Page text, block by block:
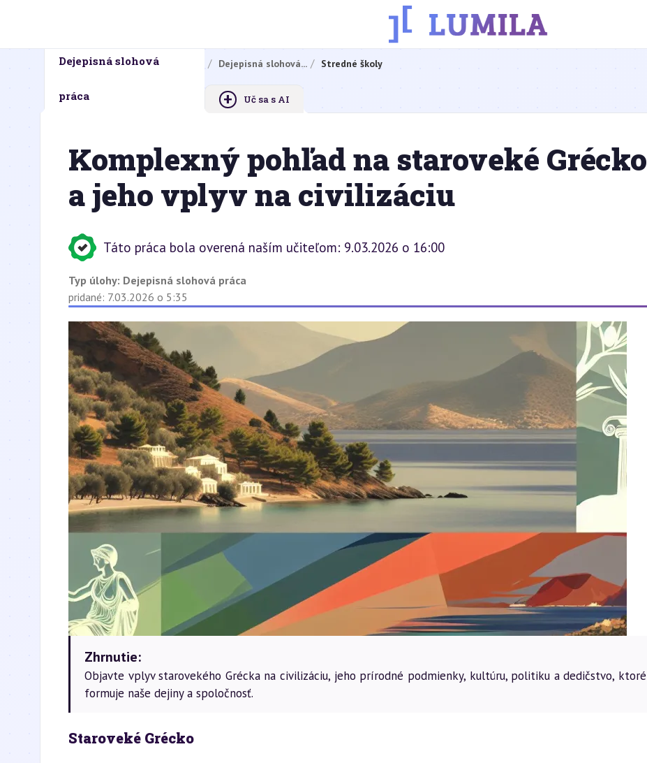
Domovská stránka Domáce úlohy Dejepisná slohová... Stredné školy
Dejepisná slohová
práca + Uč sa s AI
Komplexný pohľad na staroveké Grécko
a jeho vplyv na civilizáciu
Táto práca bola overená naším učiteľom: 9.03.2026 o 16:00
Typ úlohy: Dejepisná slohová práca
pridané: 7.03.2026 o 5:35
Zhrnutie:
Objavte vplyv starovekého Grécka na civilizáciu, jeho prírodné podmienky, kultúru, politiku a dedičstvo, ktoré
formuje naše dejiny a spoločnosť.
Staroveké Grécko